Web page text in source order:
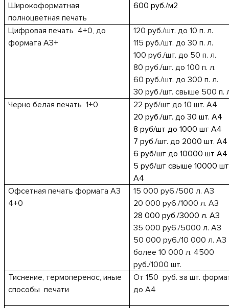
Широкоформатная
полноцветная печать
600 руб./м2
Цифровая печать 4+0, до
формата АЗ+
120 руб./шт. до 10 п. л.
115 руб./шт. до 30 п. л.
100 руб./шт. до 50 п. л.
80 руб./шт. до 100 п. л.
60 руб./шт. до 300 п. л.
30 руб./шт. свыше 500 п.
Черно белая печать 1+0 22 руб/шт до 10 шт.A4
20 руб./шт. до 30 шт. А4
8 руб/шт до 1000 штA4
7 руб./шт. до 2000 шт. А4
6 руб/шт до 10000 штA4
5 руб/шт свыше 10000 шт
A4
Офсетная печать форматаA3
4+0
15 000py6./500 л. АЗ
20 000py6./1000 л. АЗ
28 000 руб./3000 л. А3
35 000py6./5000 л. АЗ
50 000py6./10 000 л. АЗ
более 10 000 л. 4500
pyб./1000 шт.
Тиснение, термоперенос, иные
способы печати
От 150 руб. за шт.
доA4